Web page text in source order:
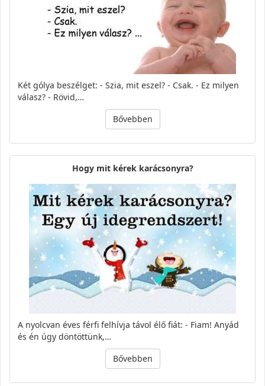
Két gólya beszélget: - Szia, mit eszel? - Csak. - Ez milyen
válasz? - Rövid,…
Bővebben
Hogy mit kérek karácsonyra?
A nyolcvan éves férfi felhí­vja távol élő fiát: - Fiam! Anyád
és én úgy döntöttünk,…
Bővebben